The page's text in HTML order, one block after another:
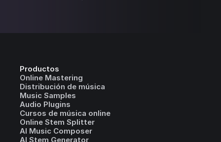
Productos
Online Mastering
Distribución de música
Music Samples
Audio Plugins
Cursos de música online
Online Stem Splitter
AI Music Composer
AI Stem Generator